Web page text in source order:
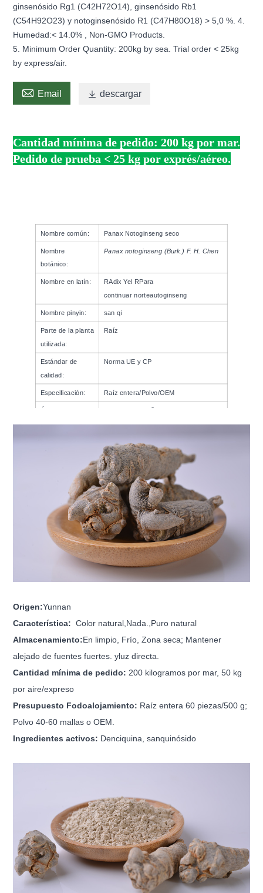
ginsenósido Rg1 (C42H72O14), ginsenósido Rb1
(C54H92O23) y notoginsenósido R1 (C47H80O18) > 5,0 %. 4.
Humedad:< 14.0% , Non-GMO Products.
5. Minimum Order Quantity: 200kg by sea. Trial order < 25kg
by express/air.
 Email  descargar
Cantidad mínima de pedido: 200 kg por mar.
Pedido de prueba < 25 kg por exprés/aéreo.
Nombre común: Panax Notoginseng seco
Nombre
botánico:
Panax notoginseng (Burk.) F. H. Chen
Nombre en latín: RAdix Yel RPara
continuar norteautoginseng
Nombre pinyin: san qi
Parte de la planta
utilizada:
Raíz
Estándar de
calidad:
Norma UE y CP
Especificación: Raíz entera/Polvo/OEM
cosecha:
Recoger en otoño
Origen:Yunnan
Característica:Color natural,Nada.,Puro natural
Almacenamiento:En limpio, Frío, Zona seca; Mantener
alejado de fuentes fuertes. yluz directa.
Cantidad mínima de pedido: 200 kilogramos por mar, 50 kg
por aire/expreso
Presupuesto Fodoalojamiento: Raíz entera 60 piezas/500 g;
Polvo 40-60 mallas o OEM.
Ingredientes activos: Denciquina, sanquinósido